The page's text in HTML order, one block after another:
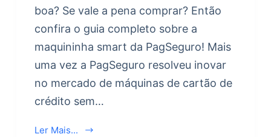
boa? Se vale a pena comprar? Então
confira o guia completo sobre a
maquininha smart da PagSeguro! Mais
uma vez a PagSeguro resolveu inovar
no mercado de máquinas de cartão de
crédito sem…
Ler Mais...